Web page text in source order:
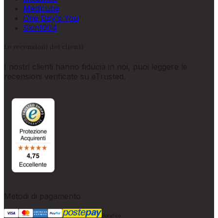
Medicube
One Day's You
Skin1004
Le recensioni dei clienti
I nostri clienti hanno fiducia in noi, puoi leggere le
recensioni verificate su eTrusted.
Metodi di pagamento